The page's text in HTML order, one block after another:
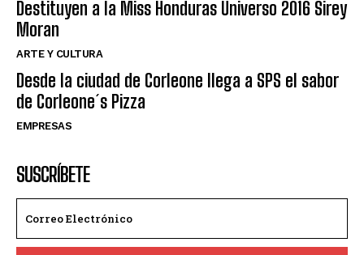
Destituyen a la Miss Honduras Universo 2016 Sirey
Moran
ARTE Y CULTURA
Desde la ciudad de Corleone llega a SPS el sabor
de Corleone´s Pizza
EMPRESAS
SUSCRÍBETE